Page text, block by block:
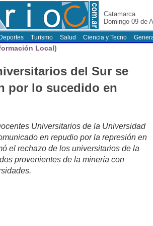
Catamarca
Domingo 09 de
Deportes Turismo Salud Ciencia y Tecno
Local)
del Sur se
por lo sucedido en
Universitarios de la Universidad
en repudio por la represión en
el rechazo de los universitarios de la
provenientes de la minería con